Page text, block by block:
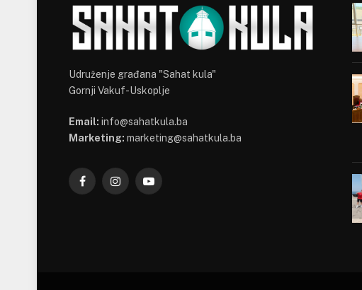
Udruženje građana "Sahat kula"
Gornji Vakuf-Uskoplje
Email: info@sahatkula.ba
Marketing: marketing@sahatkula.ba
FacebookInstagramYouTube